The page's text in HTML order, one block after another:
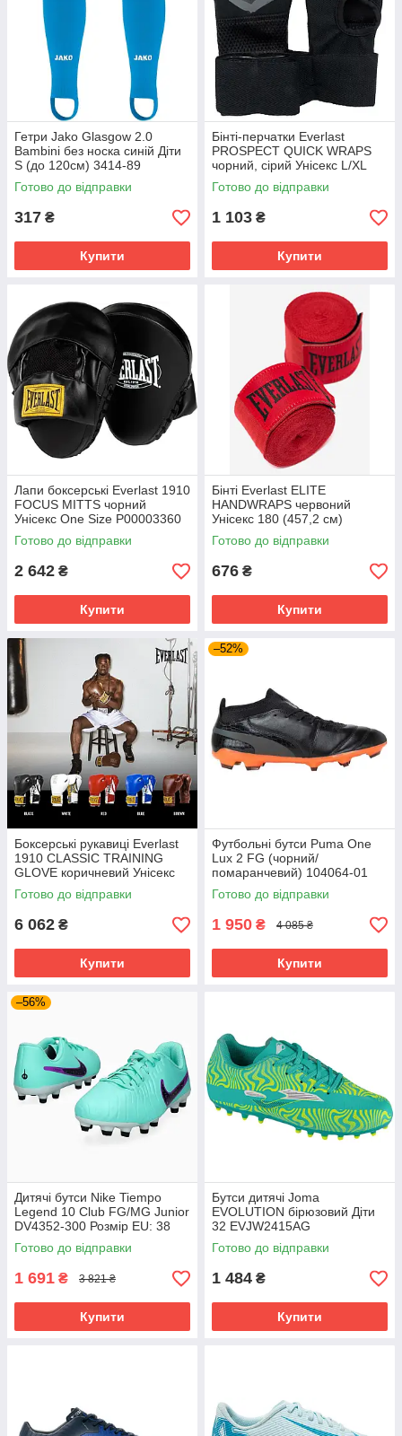
Гетри Jako Glasgow 2.0
Bambini без носка синій Діти
S (до 120см) 3414-89
Готово до відправки
317 ₴
Купити
Бінті-перчатки Everlast
PROSPECT QUICK WRAPS
чорний, сірий Унісекс L/XL
P00002986
Готово до відправки
1 103 ₴
Купити
Лапи боксерські Everlast 1910
FOCUS MITTS чорний
Унісекс One Size P00003360
Готово до відправки
2 642 ₴
Купити
Бінті Everlast ELITE
HANDWRAPS червоний
Унісекс 180 (457,2 см)
P00003325
Готово до відправки
676 ₴
Купити
Боксерські рукавиці Everlast
1910 CLASSIC TRAINING
GLOVE коричневий Унісекс
14 унцій P00002502
Готово до відправки
6 062 ₴
Купити
–52%
Футбольні бутси Puma One
Lux 2 FG (чорний/
помаранчевий) 104064-01
Розмір EU: 44
Готово до відправки
1 950 ₴ 4 085 ₴
Купити
–56%
Дитячі бутси Nike Tiempo
Legend 10 Club FG/MG Junior
DV4352-300 Розмір EU: 38
Готово до відправки
1 691 ₴ 3 821 ₴
Купити
Бутси дитячі Joma
EVOLUTION бірюзовий Діти
32 EVJW2415AG
Готово до відправки
1 484 ₴
Купити